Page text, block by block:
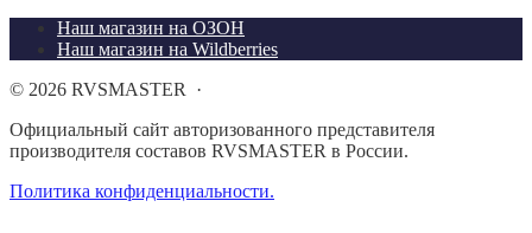
Наш магазин на ОЗОН
Наш магазин на Wildberries
© 2026 RVSMASTER
·
Официальный сайт авторизованного представителя
производителя составов RVSMASTER в России.
Политика конфиденциальности.